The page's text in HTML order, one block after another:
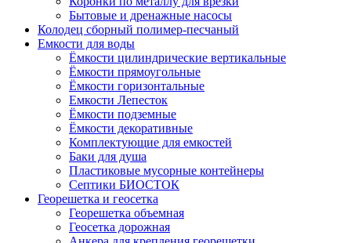
Бытовые и дренажные насосы
Колодец сборный полимер-песчаный
Емкости для воды
Ёмкости цилиндрические вертикальные
Ёмкости прямоугольные
Ёмкости горизонтальные
Емкости Лепесток
Ёмкости подземные
Ёмкости декоративные
Комплектующие для емкостей
Баки для душа
Пластиковые мусорные контейнеры
Септики БИОСТОК
Георешетка и геосетка
Георешетка объемная
Геосетка дорожная